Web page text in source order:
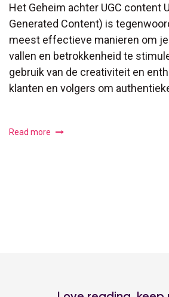
Het Geheim achter UGC content
Generated Content) is
meest effectieve manieren om
vallen en betrokkenheid te
gebruik van de creativiteit en
klanten en volgers om
Read more